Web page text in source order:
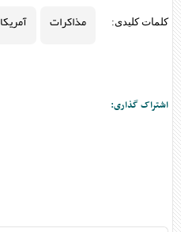
کلمات کلیدی: مذاکرات آمریکا
اشتراک گذاری: